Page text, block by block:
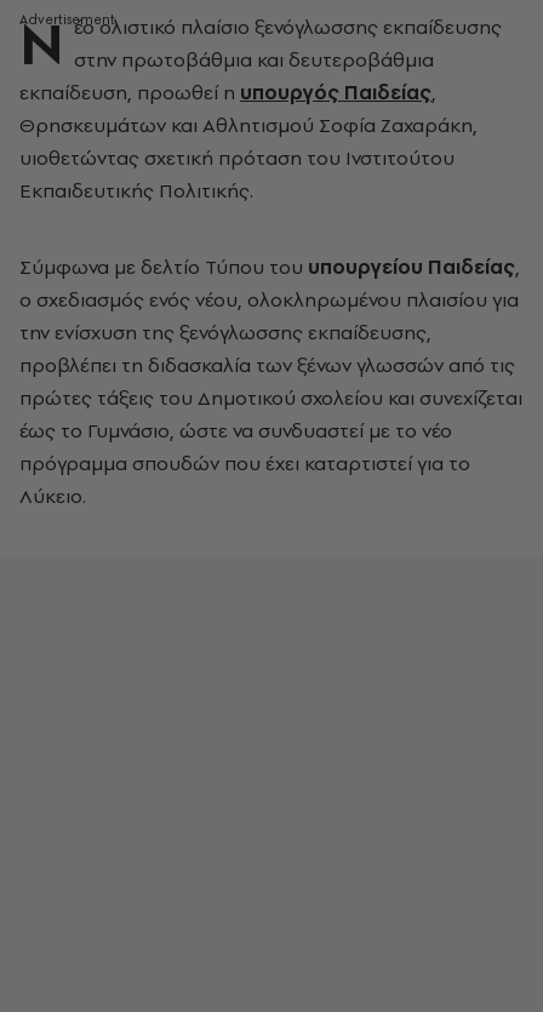
Ν έο ολιστικό πλαίσιο ξενόγλωσσης εκπαίδευσης
στην πρωτοβάθμια και δευτεροβάθμια
εκπαίδευση, προωθεί η υπουργός Παιδείας,
Θρησκευμάτων και Αθλητισμού Σοφία Ζαχαράκη,
υιοθετώντας σχετική πρόταση του Ινστιτούτου
Εκπαιδευτικής Πολιτικής.
Σύμφωνα με δελτίο Τύπου του υπουργείου Παιδείας,
ο σχεδιασμός ενός νέου, ολοκληρωμένου πλαισίου για
την ενίσχυση της ξενόγλωσσης εκπαίδευσης,
προβλέπει τη διδασκαλία των ξένων γλωσσών από τις
πρώτες τάξεις του Δημοτικού σχολείου και συνεχίζεται
έως το Γυμνάσιο, ώστε να συνδυαστεί με το νέο
πρόγραμμα σπουδών που έχει καταρτιστεί για το
Λύκειο.